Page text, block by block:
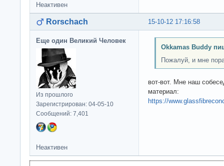
Неактивен
15-10-12 17:16:58
Rorschach
Еще один Великий Человек
Из прошлого
Зарегистрирован: 04-05-10
Сообщений: 7,401
Okkamas Buddy
Пожалуй, и мне
вот-вот. Мне наш
материал:
https://
Неактивен